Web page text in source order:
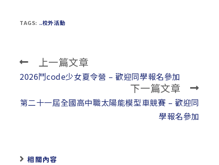
TAGS: ..校外活動
Read
more
上一篇文章
2026鬥code少女夏令營 – 歡迎同學報名參加
下一篇文章
第二十一屆全國高中職太陽能模型車競賽 – 歡迎同
學報名參加
相關內容